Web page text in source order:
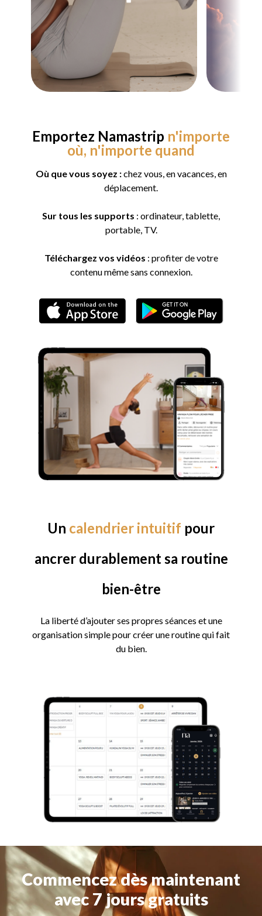
Emportez Namastrip n'importe
où, n'importe quand
Où que vous soyez :chez vous, en vacances, en
déplacement.
Sur tous les supports : ordinateur, tablette,
portable, TV.
Téléchargez vos vidéos : profiter de votre
contenu même sans connexion.
Un calendrier intuitif pour
ancrer durablement sa routine
bien-être
La liberté d’ajouter ses propres séances et une
organisation simple pour créer une routine qui fait
du bien.
Commencez dès maintenant
avec 7 jours gratuits